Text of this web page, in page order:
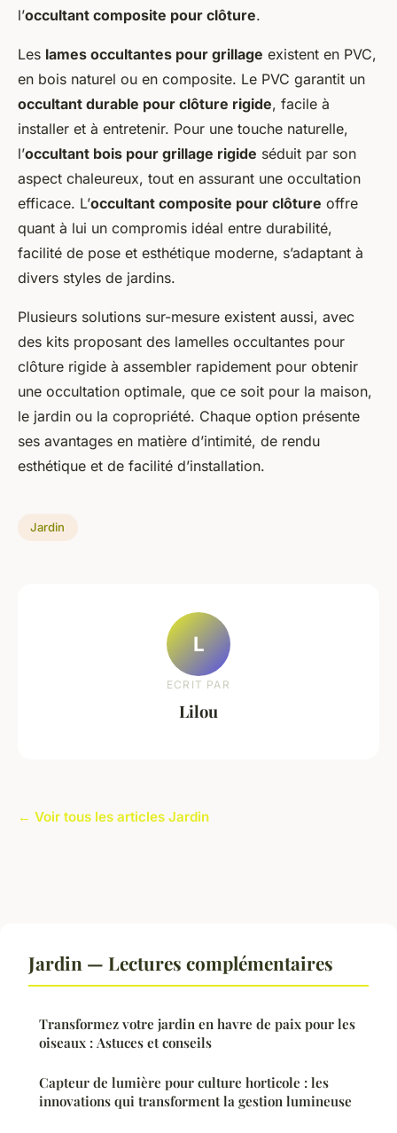
l’occultant composite pour clôture.
Les lames occultantes pour grillage existent en PVC,
en bois naturel ou en composite. Le PVC garantit un
occultant durable pour clôture rigide, facile à
installer et à entretenir. Pour une touche naturelle,
l’occultant bois pour grillage rigide séduit par son
aspect chaleureux, tout en assurant une occultation
efficace. L’occultant composite pour clôture offre
quant à lui un compromis idéal entre durabilité,
facilité de pose et esthétique moderne, s’adaptant à
divers styles de jardins.
Plusieurs solutions sur-mesure existent aussi, avec
des kits proposant des lamelles occultantes pour
clôture rigide à assembler rapidement pour obtenir
une occultation optimale, que ce soit pour la maison,
le jardin ou la copropriété. Chaque option présente
ses avantages en matière d’intimité, de rendu
esthétique et de facilité d’installation.
Jardin
L
ECRIT PAR
Lilou
← Voir tous les articles Jardin
Jardin — Lectures complémentaires
Transformez votre jardin en havre de paix pour les
oiseaux : Astuces et conseils
Capteur de lumière pour culture horticole : les
innovations qui transforment la gestion lumineuse